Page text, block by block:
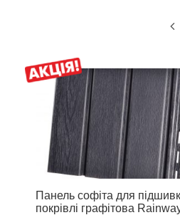
Панель софіта для
покрівлі графітова